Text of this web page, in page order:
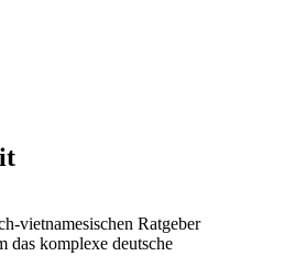
vietnamesischen Ratgeber
das ­komplexe deutsche